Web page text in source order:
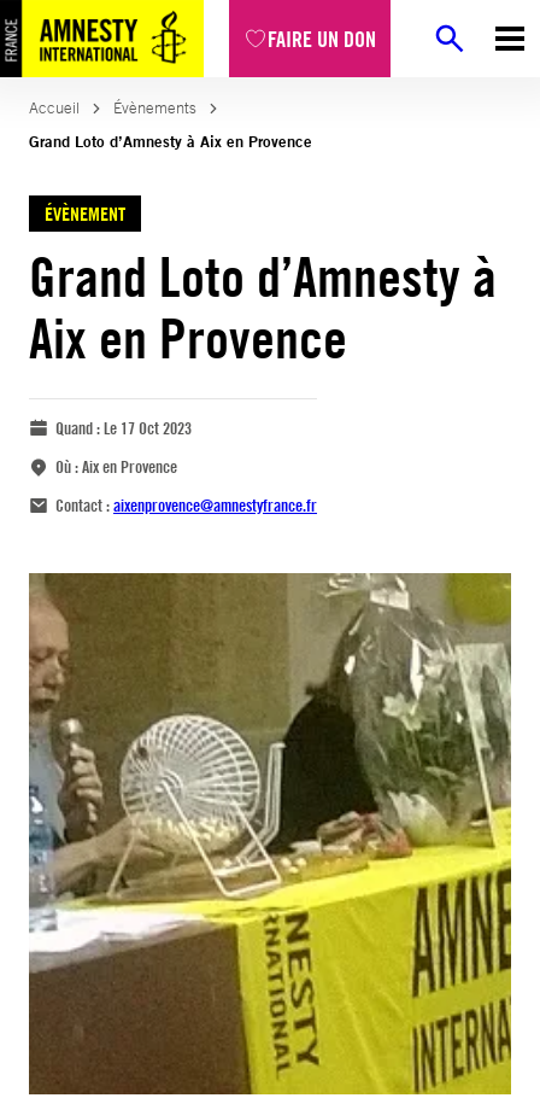
FAIRE UN DON
Accueil
Évènements
Grand Loto d’Amnesty à Aix en Provence
ÉVÈNEMENT
Grand Loto d’Amnesty à
Aix en Provence
Quand :Le 17 Oct 2023
Où :Aix en Provence
Contact :aixenprovence@amnestyfrance.fr